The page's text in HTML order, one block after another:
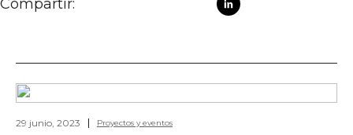
Compartir:
29 junio, 2023 Proyectos y eventos